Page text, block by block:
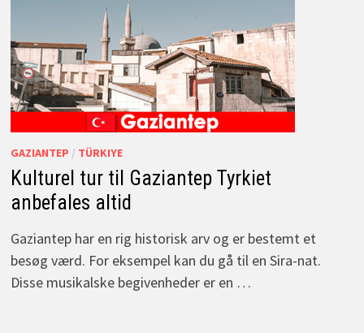
GAZIANTEP / TÜRKIYE
Kulturel tur til Gaziantep Tyrkiet
anbefales altid
Gaziantep har en rig historisk arv og er bestemt et
besøg værd. For eksempel kan du gå til en Sira-nat.
Disse musikalske begivenheder er en …